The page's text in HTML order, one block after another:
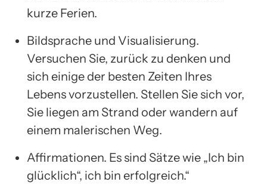
kurze Ferien.
Bildsprache und Visualisierung.
Versuchen Sie, zurück zu denken und
sich einige der besten Zeiten Ihres
Lebens vorzustellen. Stellen Sie sich vor,
Sie liegen am Strand oder wandern auf
einem malerischen Weg.
Affirmationen. Es sind Sätze wie „Ich bin
glücklich“, ich bin erfolgreich.“